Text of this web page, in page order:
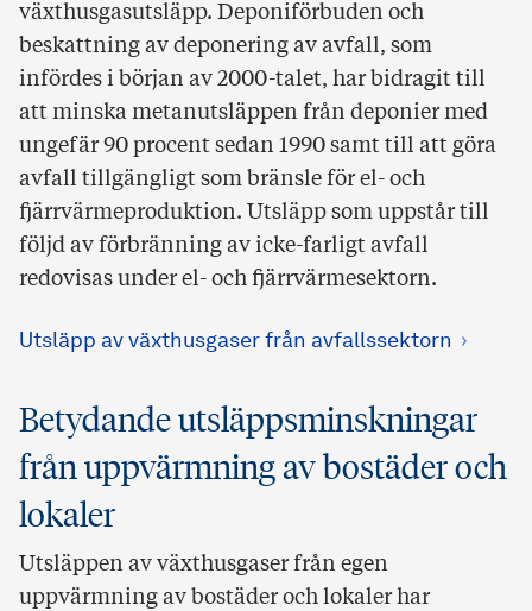
växthusgasutsläpp. Deponiförbuden och
beskattning av deponering av avfall, som
infördes i början av 2000-talet, har bidragit till
att minska metanutsläppen från deponier med
ungefär 90 procent sedan 1990 samt till att göra
avfall tillgängligt som bränsle för el- och
fjärrvärmeproduktion. Utsläpp som uppstår till
följd av förbränning av icke-farligt avfall
redovisas under el- och fjärrvärmesektorn.
Utsläpp av växthusgaser från avfallssektorn
Betydande utsläppsminskningar
från uppvärmning av bostäder och
lokaler
Utsläppen av växthusgaser från egen
uppvärmning av bostäder och lokaler har